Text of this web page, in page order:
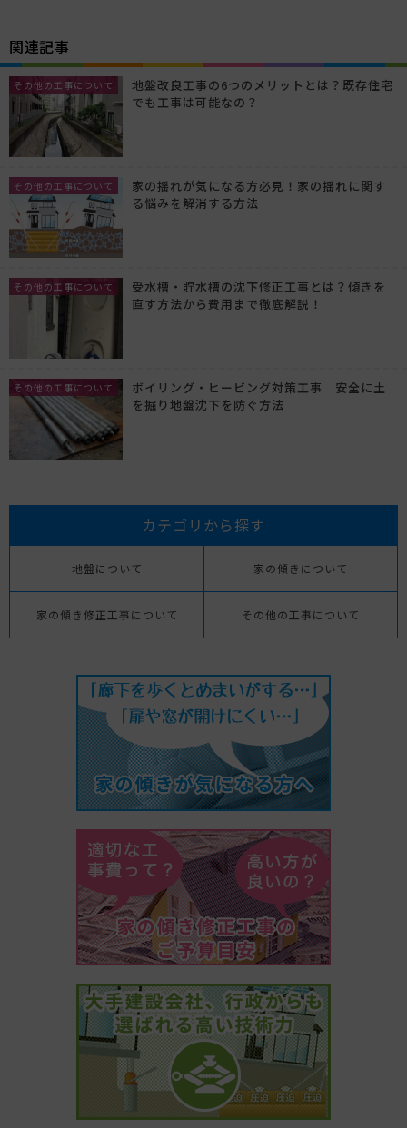
関連記事
その他の工事について
地盤改良工事の6つのメリットとは？既存住宅
でも工事は可能なの？
その他の工事について
家の揺れが気になる方必見！家の揺れに関す
る悩みを解消する方法
その他の工事について
受水槽・貯水槽の沈下修正工事とは？傾きを
直す方法から費用まで徹底解説！
その他の工事について
ボイリング・ヒービング対策工事 安全に土
を掘り地盤沈下を防ぐ方法
カテゴリから探す
地盤について 家の傾きについて
家の傾き修正工事について その他の工事について